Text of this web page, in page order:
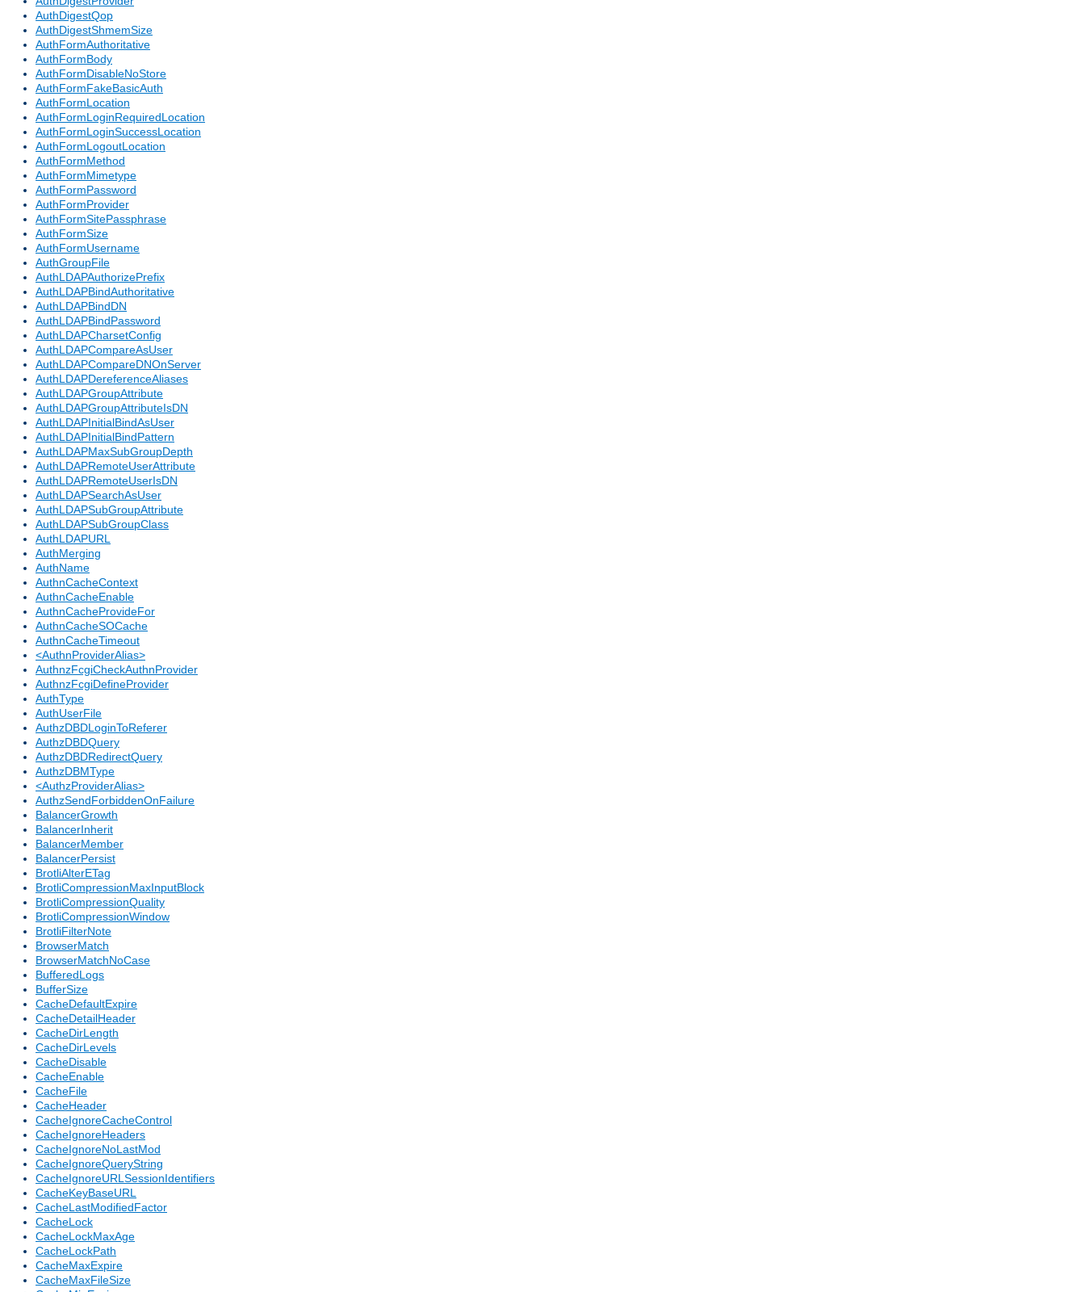
AuthDigestQop
AuthDigestShmemSize
AuthFormAuthoritative
AuthFormBody
AuthFormDisableNoStore
AuthFormFakeBasicAuth
AuthFormLocation
AuthFormLoginRequiredLocation
AuthFormLoginSuccessLocation
AuthFormLogoutLocation
AuthFormMethod
AuthFormMimetype
AuthFormPassword
AuthFormProvider
AuthFormSitePassphrase
AuthFormSize
AuthFormUsername
AuthGroupFile
AuthLDAPAuthorizePrefix
AuthLDAPBindAuthoritative
AuthLDAPBindDN
AuthLDAPBindPassword
AuthLDAPCharsetConfig
AuthLDAPCompareAsUser
AuthLDAPCompareDNOnServer
AuthLDAPDereferenceAliases
AuthLDAPGroupAttribute
AuthLDAPGroupAttributeIsDN
AuthLDAPInitialBindAsUser
AuthLDAPInitialBindPattern
AuthLDAPMaxSubGroupDepth
AuthLDAPRemoteUserAttribute
AuthLDAPRemoteUserIsDN
AuthLDAPSearchAsUser
AuthLDAPSubGroupAttribute
AuthLDAPSubGroupClass
AuthLDAPURL
AuthMerging
AuthName
AuthnCacheContext
AuthnCacheEnable
AuthnCacheProvideFor
AuthnCacheSOCache
AuthnCacheTimeout
<AuthnProviderAlias>
AuthnzFcgiCheckAuthnProvider
AuthnzFcgiDefineProvider
AuthType
AuthUserFile
AuthzDBDLoginToReferer
AuthzDBDQuery
AuthzDBDRedirectQuery
AuthzDBMType
<AuthzProviderAlias>
AuthzSendForbiddenOnFailure
BalancerGrowth
BalancerInherit
BalancerMember
BalancerPersist
BrotliAlterETag
BrotliCompressionMaxInputBlock
BrotliCompressionQuality
BrotliCompressionWindow
BrotliFilterNote
BrowserMatch
BrowserMatchNoCase
BufferedLogs
BufferSize
CacheDefaultExpire
CacheDetailHeader
CacheDirLength
CacheDirLevels
CacheDisable
CacheEnable
CacheFile
CacheHeader
CacheIgnoreCacheControl
CacheIgnoreHeaders
CacheIgnoreNoLastMod
CacheIgnoreQueryString
CacheIgnoreURLSessionIdentifiers
CacheKeyBaseURL
CacheLastModifiedFactor
CacheLock
CacheLockMaxAge
CacheLockPath
CacheMaxExpire
CacheMaxFileSize